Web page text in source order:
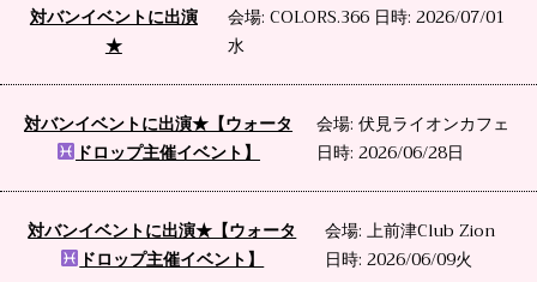
対バンイベントに出演
★
会場: COLORS.366 日時: 2026/07/01
水
対バンイベントに出演★【ウォータ
ドロップ主催イベント】
会場: 伏見ライオンカフェ
日時: 2026/06/28日
対バンイベントに出演★【ウォータ
ドロップ主催イベント】
会場: 上前津Club Zion
日時: 2026/06/09火